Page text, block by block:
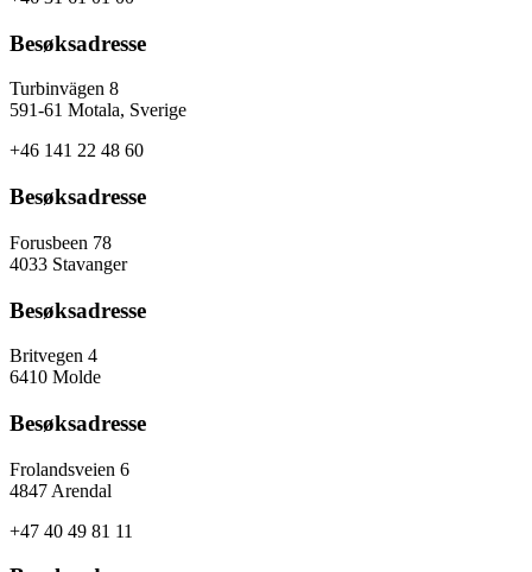
Besøksadresse
Turbinvägen 8
591-61 Motala, Sverige
+46 141 22 48 60
Besøksadresse
Forusbeen 78
4033 Stavanger
Besøksadresse
Britvegen 4
6410 Molde
Besøksadresse
Frolandsveien 6
4847 Arendal
+47 40 49 81 11